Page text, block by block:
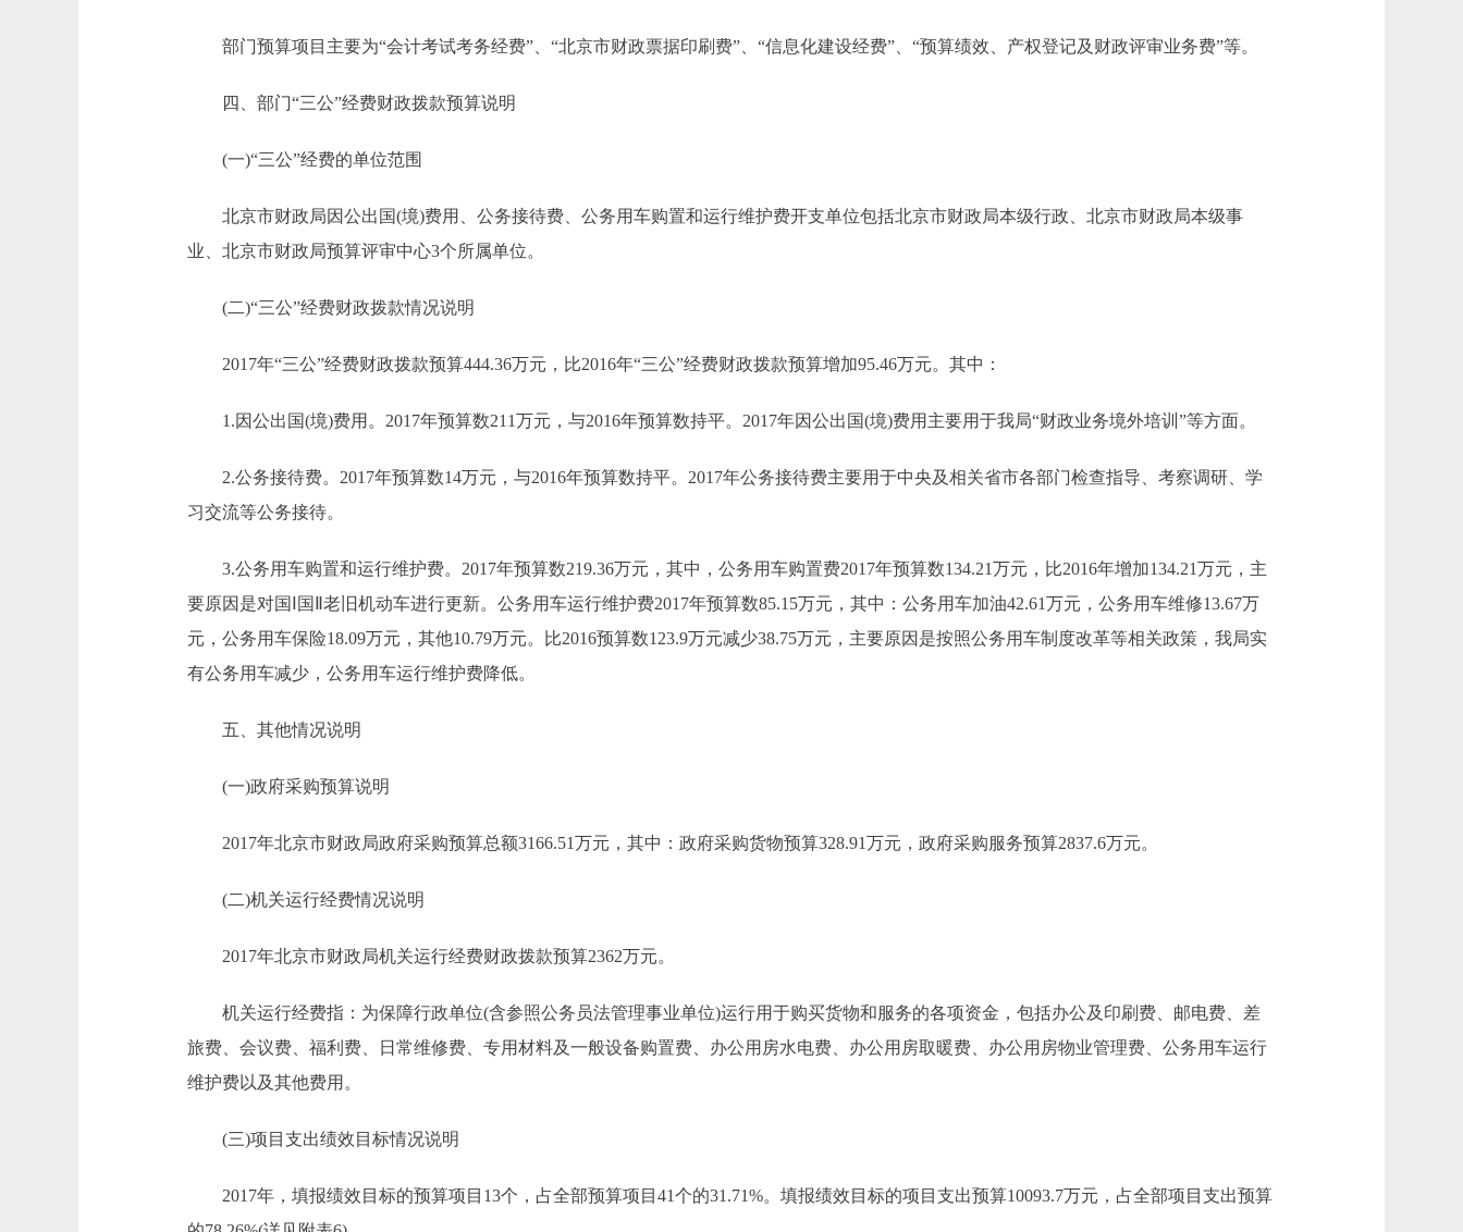
部门预算项目主要为“会计考试考务经费”、“北京市财政票据印刷费”、“信息化建设经费”、“预算绩效、产权登记及财政评审业务费”等。
四、部门“三公”经费财政拨款预算说明
(一)“三公”经费的单位范围
北京市财政局因公出国(境)费用、公务接待费、公务用车购置和运行维护费开支单位包括北京市财政局本级行政、北京市财政局本级事
业、北京市财政局预算评审中心3个所属单位。
(二)“三公”经费财政拨款情况说明
2017年“三公”经费财政拨款预算444.36万元，比2016年“三公”经费财政拨款预算增加95.46万元。其中：
1.因公出国(境)费用。2017年预算数211万元，与2016年预算数持平。2017年因公出国(境)费用主要用于我局“财政业务境外培训”等方面。
2.公务接待费。2017年预算数14万元，与2016年预算数持平。2017年公务接待费主要用于中央及相关省市各部门检查指导、考察调研、学
习交流等公务接待。
3.公务用车购置和运行维护费。2017年预算数219.36万元，其中，公务用车购置费2017年预算数134.21万元，比2016年增加134.21万元，主
要原因是对国Ⅰ国Ⅱ老旧机动车进行更新。公务用车运行维护费2017年预算数85.15万元，其中：公务用车加油42.61万元，公务用车维修13.67万
元，公务用车保险18.09万元，其他10.79万元。比2016预算数123.9万元减少38.75万元，主要原因是按照公务用车制度改革等相关政策，我局实
有公务用车减少，公务用车运行维护费降低。
五、其他情况说明
(一)政府采购预算说明
2017年北京市财政局政府采购预算总额3166.51万元，其中：政府采购货物预算328.91万元，政府采购服务预算2837.6万元。
(二)机关运行经费情况说明
2017年北京市财政局机关运行经费财政拨款预算2362万元。
机关运行经费指：为保障行政单位(含参照公务员法管理事业单位)运行用于购买货物和服务的各项资金，包括办公及印刷费、邮电费、差
旅费、会议费、福利费、日常维修费、专用材料及一般设备购置费、办公用房水电费、办公用房取暖费、办公用房物业管理费、公务用车运行
维护费以及其他费用。
(三)项目支出绩效目标情况说明
2017年，填报绩效目标的预算项目13个，占全部预算项目41个的31.71%。填报绩效目标的项目支出预算10093.7万元，占全部项目支出预算